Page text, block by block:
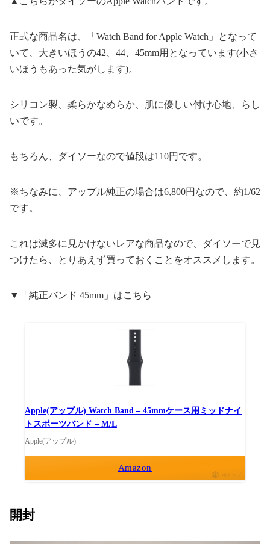
正式な商品名は、「Watch Band for Apple Watch」となって
いて、大きいほうの42、44、45mm用となっています(小さ
いほうもあった気がします)。
シリコン製、柔らかなめらか、肌に優しい付け心地、らし
いです。
もちろん、ダイソーなので値段は110円です。
※ちなみに、アップル純正の場合は6,800円なので、約1/62
です。
これは滅多に見かけないレアな商品なので、ダイソーで見
つけたら、とりあえず買っておくことをオススメします。
▼「純正バンド 45mm」はこちら
Apple(アップル) Watch Band – 45mmケース用ミッドナイ
トスポーツバンド – M/L
Apple(アップル)
Amazon
ポチップ
開封